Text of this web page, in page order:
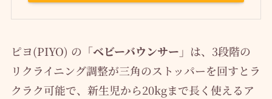
ピヨ(PIYO) の 「ベビーバウンサー」 は、3段階の
リクライニング調整が三角のストッパーを回すとラ
クラク可能で、新生児から20kgまで長く使えるア